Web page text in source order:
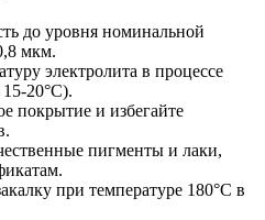
до уровня номинальной
мкм.
электролита в процессе
20°C).
покрытие и избегайте
пигменты и лаки,
при температуре 180°C в